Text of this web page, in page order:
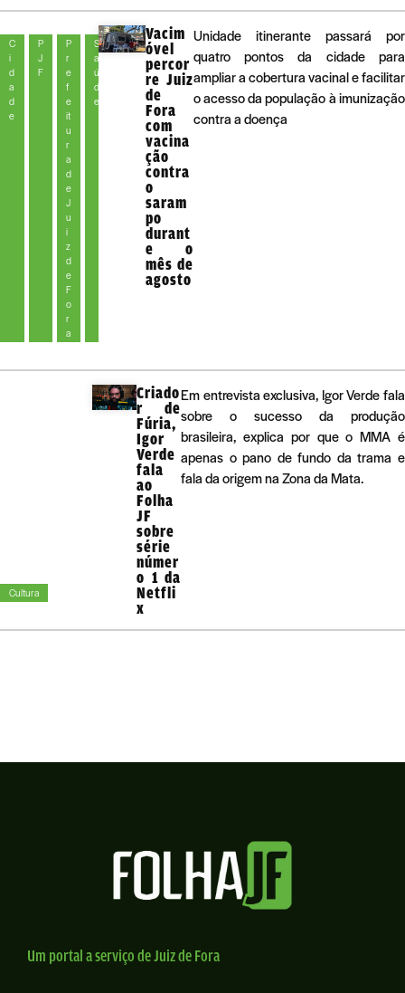
C
i
d
a
d
e
P
J
F
P
r
e
f
e
it
u
r
a
d
e
J
u
i
z
d
e
F
o
r
a
S
a
ú
d
e
Vacim
óvel
percor
re Juiz
de
Fora
com
vacina
ção
contra
o
saram
po
durant
e o
mês de
agosto
Unidade itinerante passará por
quatro pontos da cidade para
ampliar a cobertura vacinal e facilitar
o acesso da população à imunização
contra a doença
Cultura
Criado
r de
Fúria,
Igor
Verde
fala
ao
Folha
JF
sobre
série
númer
o 1 da
Netfli
x
Em entrevista exclusiva, Igor Verde fala
sobre o sucesso da produção
brasileira, explica por que o MMA é
apenas o pano de fundo da trama e
fala da origem na Zona da Mata.
Um portal a serviço de Juiz de Fora